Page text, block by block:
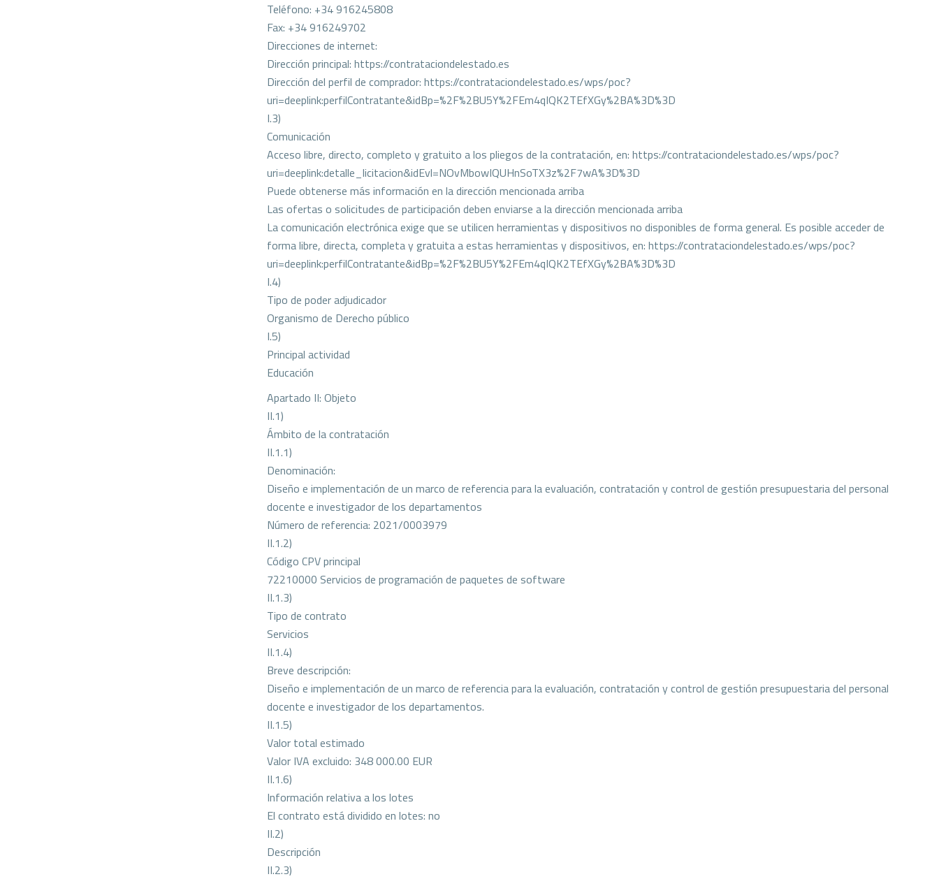
Teléfono: +34 916245808
Fax: +34 916249702
Direcciones de internet:
Dirección principal: https://contrataciondelestado.es
Dirección del perfil de comprador: https://contrataciondelestado.es/wps/poc?
uri=deeplink:perfilContratante&idBp=%2F%2BU5Y%2FEm4qIQK2TEfXGy%2BA%3D%3D
I.3)
Comunicación
Acceso libre, directo, completo y gratuito a los pliegos de la contratación, en: https://contrataciondelestado.es/wps/poc?
uri=deeplink:detalle_licitacion&idEvl=NOvMbowIQUHnSoTX3z%2F7wA%3D%3D
Puede obtenerse más información en la dirección mencionada arriba
Las ofertas o solicitudes de participación deben enviarse a la dirección mencionada arriba
La comunicación electrónica exige que se utilicen herramientas y dispositivos no disponibles de forma general. Es posible acceder de
forma libre, directa, completa y gratuita a estas herramientas y dispositivos, en: https://contrataciondelestado.es/wps/poc?
uri=deeplink:perfilContratante&idBp=%2F%2BU5Y%2FEm4qIQK2TEfXGy%2BA%3D%3D
I.4)
Tipo de poder adjudicador
Organismo de Derecho público
I.5)
Principal actividad
Educación
Apartado II: Objeto
II.1)
Ámbito de la contratación
II.1.1)
Denominación:
Diseño e implementación de un marco de referencia para la evaluación, contratación y control de gestión presupuestaria del personal
docente e investigador de los departamentos
Número de referencia: 2021/0003979
II.1.2)
Código CPV principal
72210000 Servicios de programación de paquetes de software
II.1.3)
Tipo de contrato
Servicios
II.1.4)
Breve descripción:
Diseño e implementación de un marco de referencia para la evaluación, contratación y control de gestión presupuestaria del personal
docente e investigador de los departamentos.
II.1.5)
Valor total estimado
Valor IVA excluido: 348 000.00 EUR
II.1.6)
Información relativa a los lotes
El contrato está dividido en lotes: no
II.2)
Descripción
II.2.3)